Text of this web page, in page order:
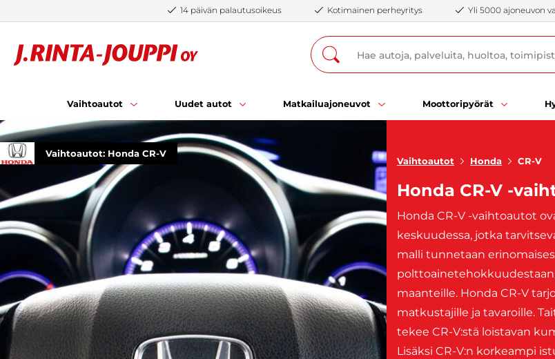
14 päivän palautusoikeus Kotimainen perheyritys Yli 5000 ajoneuvon
Vaihtoautot Uudet autot Matkailuajoneuvot Moottoripyörät
Vaihtoautot: Honda CR-V
Vaihtoautot Honda CR-V
Honda CR-V -
Honda CR-V -vaihtoautot
keskuudessa, jotka
malli tunnetaan
maanteille. Honda CR-V
matkustajille ja tavaroille.
tekee CR-V:stä loistavan
Lisäksi CR-V:n korkeampi